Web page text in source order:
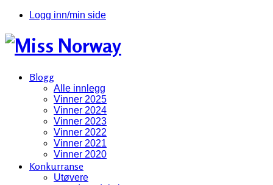
Logg inn/min side
Blogg
Alle innlegg
Vinner 2025
Vinner 2024
Vinner 2023
Vinner 2022
Vinner 2021
Vinner 2020
Konkurranse
Utøvere